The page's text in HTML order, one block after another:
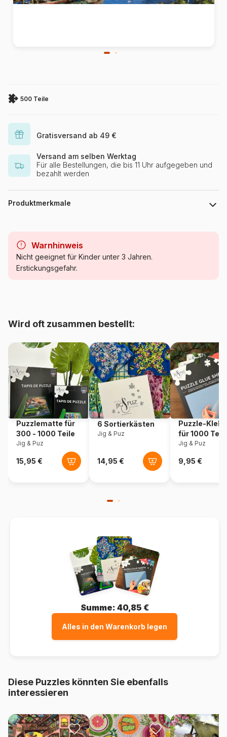
500 Teile
Gratisversand ab 49 €
Versand am selben Werktag
Für alle Bestellungen, die bis 11 Uhr aufgegeben und
bezahlt werden
Produktmerkmale
Kategorie Puzzle - Schiffe und Boote
Artikelnummer Ravensburger-00212
EAN 4005555002123
Teileanzahl 500 Teile
Maße 49 x 36 cm
Warnhinweis
Nicht geeignet für Kinder unter 3 Jahren.
Erstickungsgefahr.
Wird oft zusammen bestellt:
Puzzlematte für
300 - 1000 Teile
Jig & Puz
6 Sortierkästen
Jig & Puz
Puzzle-
für 1000
Jig & Puz
Summe: 40,85 €
Alles in den Warenkorb legen
Diese Puzzles könnten Sie ebenfalls
interessieren